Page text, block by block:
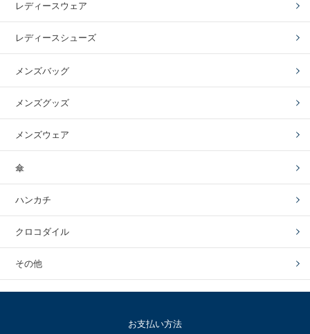
レディースウェア
レディースシューズ
メンズバッグ
メンズグッズ
メンズウェア
傘
ハンカチ
クロコダイル
その他
お支払い方法